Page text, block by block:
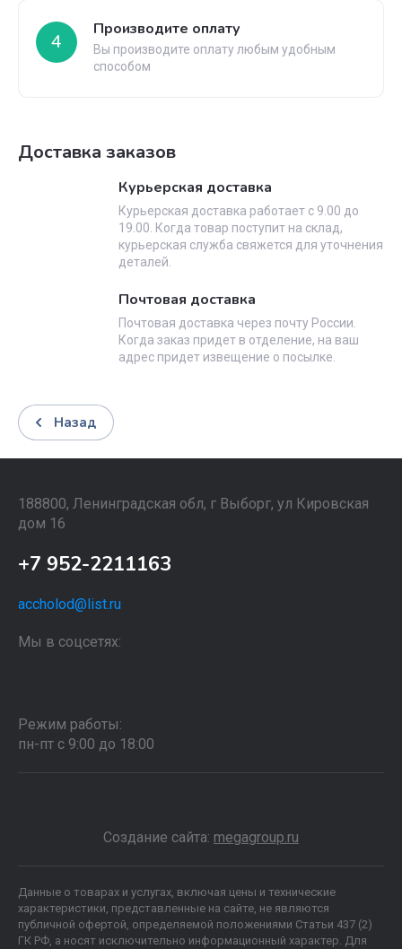
4
Производите оплату
Вы производите оплату любым удобным
способом
Доставка заказов
Курьерская доставка
Курьерская доставка работает с 9.00 до
19.00. Когда товар поступит на склад,
курьерская служба свяжется для уточнения
деталей.
Почтовая доставка
Почтовая доставка через почту России.
Когда заказ придет в отделение, на ваш
адрес придет извещение о посылке.
Назад
188800, Ленинградская обл, г Выборг, ул Кировская
дом 16
+7 952-2211163
accholod@list.ru
Мы в соцсетях:
Режим работы:
пн-пт с 9:00 до 18:00
Создание сайта: megagroup.ru
Данные о товарах и услугах, включая цены и технические
характеристики, представленные на сайте, не являются
публичной офертой, определяемой положениями Статьи 437 (2)
ГК РФ, а носят исключительно информационный характер. Для